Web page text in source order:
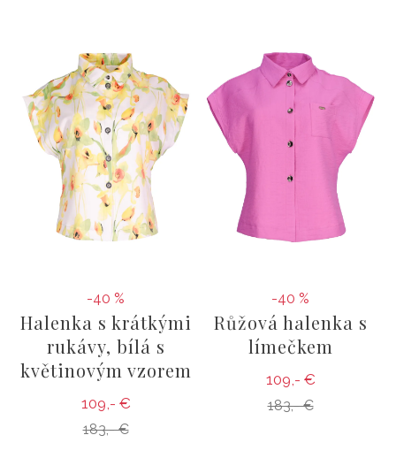
-40 %
Halenka s krátkými
rukávy, bílá s
květinovým vzorem
109,- €
183,- €
-40 %
Růžová halenka s
límečkem
109,- €
183,- €